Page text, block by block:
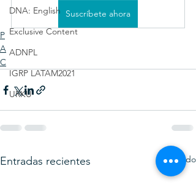
DNA: English
Exclusive Content
ADNPL
IGRP LATAM2021
URKU
Suscríbete ahora
P
A
C
Entradas recientes Ver todo